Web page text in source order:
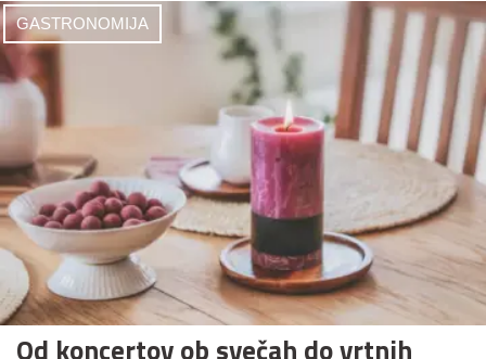
GASTRONOMIJA
Od koncertov ob svečah do vrtnih